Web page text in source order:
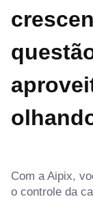
Com a Aipix,
o controle da